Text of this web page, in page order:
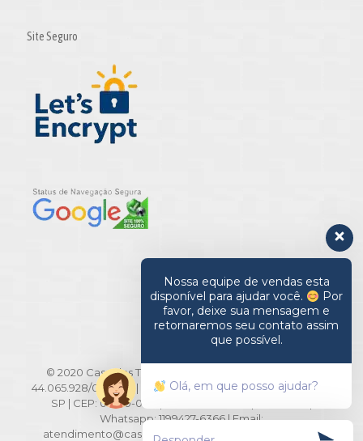
Site Seguro
© 2020 Casa das Toalhas. All Rights Reserved | CNPJ:
44.065.928/0001-20 | Rua Barão de Ladário, 516/518 - Brás -
SP | CEP: 03010-000 | TEL: 11-2694-3371 | 2694-3291 |
Whatsapp: 1199427-6366 | Email:
atendimento@casadastoalhas.com.br | *Os preços e
Nossa equipe de vendas esta
disponível para ajudar você.
Por
favor, deixe sua mensagem e
retornaremos seu contato assim
que possível.
Olá, em que posso ajudar?